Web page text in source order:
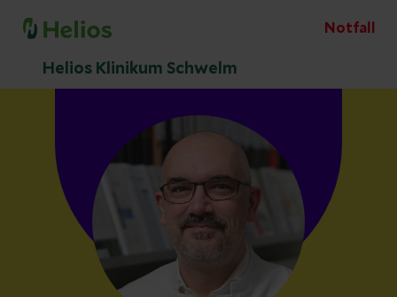
Notfall
Helios Klinikum Schwelm